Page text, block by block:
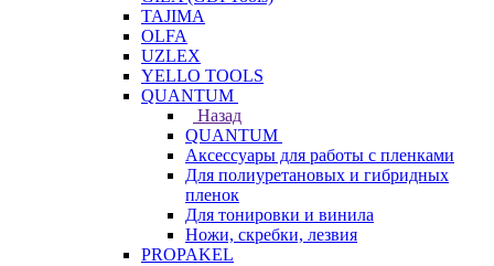
TAJIMA
OLFA
UZLEX
YELLO TOOLS
QUANTUM
Назад
QUANTUM
Аксессуары для работы с пленками
Для полиуретановых и гибридных
пленок
Для тонировки и винила
Ножи, скребки, лезвия
PROPAKEL